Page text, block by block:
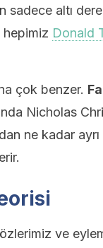
altı
Donald
çok benzer.
Nicholas
ne kadar
ve